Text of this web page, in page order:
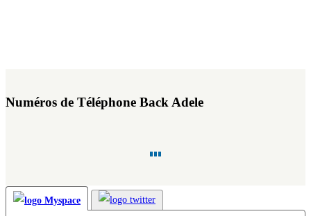
Numéros de Téléphone Back Adele